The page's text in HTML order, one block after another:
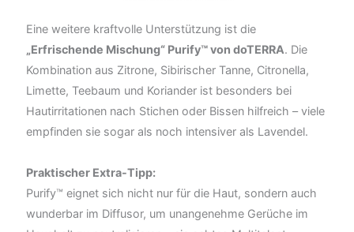
Eine weitere kraftvolle Unterstützung ist die
„Erfrischende Mischung“ Purify™ von doTERRA. Die
Kombination aus Zitrone, Sibirischer Tanne, Citronella,
Limette, Teebaum und Koriander ist besonders bei
Hautirritationen nach Stichen oder Bissen hilfreich – viele
empfinden sie sogar als noch intensiver als Lavendel.
Praktischer Extra-Tipp:
Purify™ eignet sich nicht nur für die Haut, sondern auch
wunderbar im Diffusor, um unangenehme Gerüche im